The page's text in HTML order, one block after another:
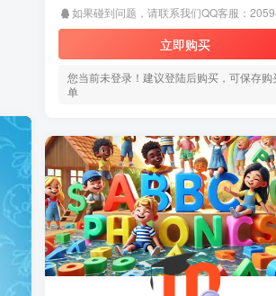
如果碰到问题，请联系我们QQ客服：
立即购买
您当前未登录！建议登陆后购买，可保存购
单